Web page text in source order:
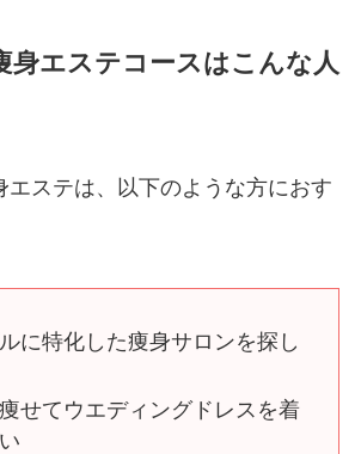
身エステコースはこんな人
エステは、以下のような方におす
に特化した痩身サロンを探し
せてウエディングドレスを着